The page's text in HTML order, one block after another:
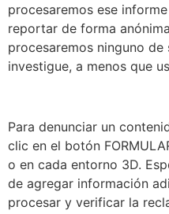
procesaremos ese
reportar de forma
procesaremos ninguno
investigue, a menos que
Para denunciar un
clic en el botón
o en cada entorno 3D.
de agregar información
procesar y verificar la